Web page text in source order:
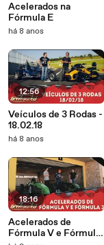
Acelerados na
Fórmula E
há 8 anos
12:56
Veículos de 3 Rodas -
18.02.18
há 8 anos
18:16
Acelerados de
Fórmula V e Fórmula